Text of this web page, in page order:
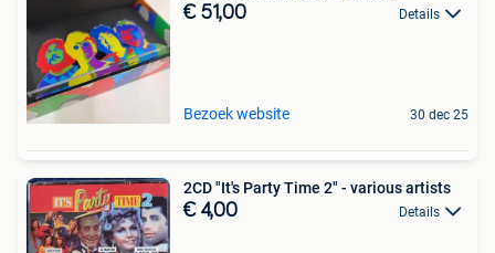
€ 51,00 Details
Bezoek website 30 dec 25
2CD "It's Party Time 2" - various artists
€ 4,00 Details